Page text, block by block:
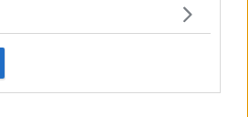
usage behaviour. You may click to
specified purposes in below Google
artikel.